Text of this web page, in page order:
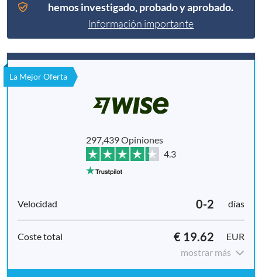
hemos investigado, probado y aprobado.
Información importante
La Mejor Oferta
297,439 Opiniones
4.3
0-2 días
€ 19.62
EUR
mostrar más